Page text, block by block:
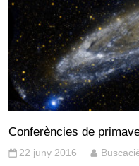
Conferències de
22 juny 2016